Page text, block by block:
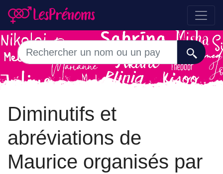
Diminutifs et
abréviations de
Maurice organisés par